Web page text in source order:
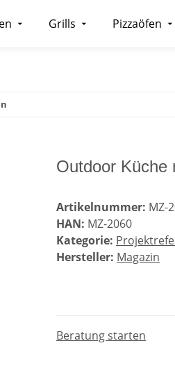
Grills Pizzaöfen
Outdoor Küche
Artikelnummer: MZ-
HAN: MZ-2060
Kategorie:
Hersteller: Magazin
Beratung starten